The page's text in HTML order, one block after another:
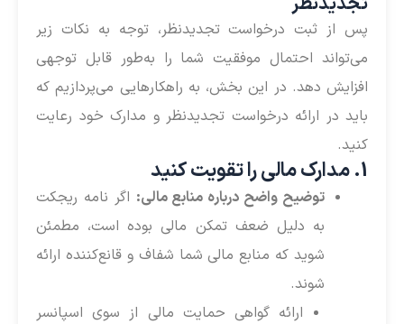
پس از ثبت درخواست تجدیدنظر، توجه به نکات زیر
می‌تواند احتمال موفقیت شما را به‌طور قابل توجهی
افزایش دهد. در این بخش، به راهکارهایی می‌پردازیم که
باید در ارائه درخواست تجدیدنظر و مدارک خود رعایت
کنید.
1. مدارک مالی را تقویت کنید
توضیح واضح درباره منابع مالی: اگر نامه ریجکت
به دلیل ضعف تمکن مالی بوده است، مطمئن
شوید که منابع مالی شما شفاف و قانع‌کننده ارائه
شوند.
ارائه گواهی حمایت مالی از سوی اسپانسر